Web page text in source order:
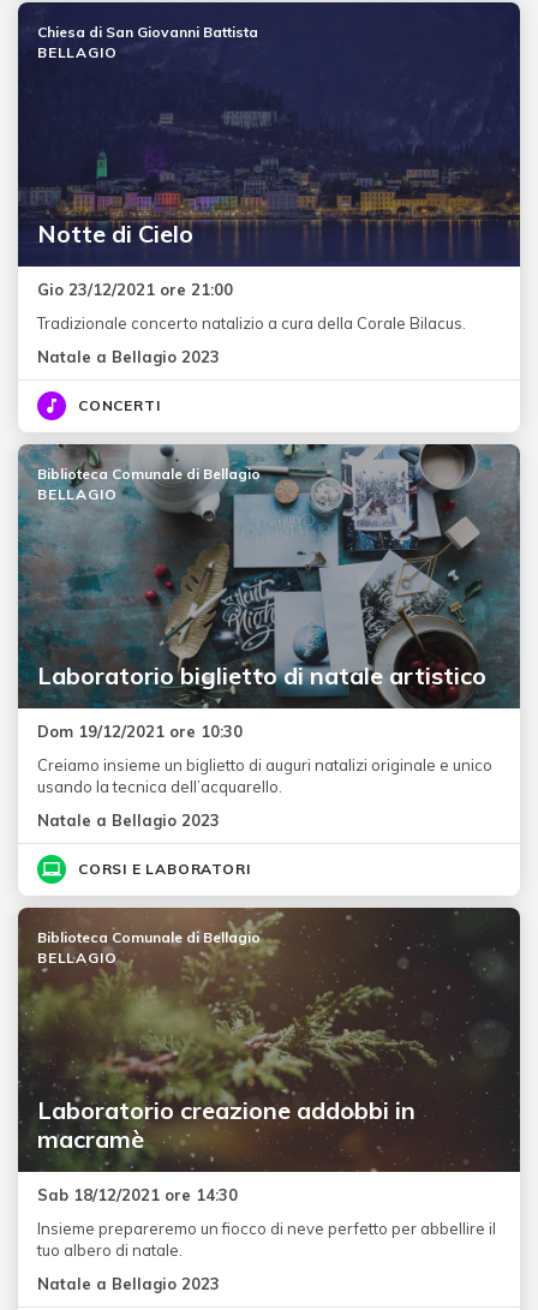
Notte di Cielo
Chiesa di San Giovanni Battista
BELLAGIO
Gio 23/12/2021 ore 21:00
Tradizionale concerto natalizio a cura della Corale Bilacus.
Natale a Bellagio 2023
CONCERTI
Laboratorio biglietto di natale artistico
Biblioteca Comunale di Bellagio
BELLAGIO
Dom 19/12/2021 ore 10:30
Creiamo insieme un biglietto di auguri natalizi originale e unico
usando la tecnica dell’acquarello.
Natale a Bellagio 2023
CORSI E LABORATORI
Laboratorio creazione addobbi in
macramè
Biblioteca Comunale di Bellagio
BELLAGIO
Sab 18/12/2021 ore 14:30
Insieme prepareremo un fiocco di neve perfetto per abbellire il
tuo albero di natale.
Natale a Bellagio 2023